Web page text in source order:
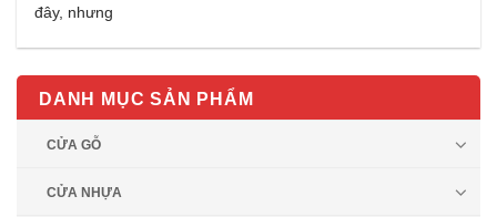
đây, nhưng
DANH MỤC SẢN PHẨM
CỬA GỖ
CỬA NHỰA